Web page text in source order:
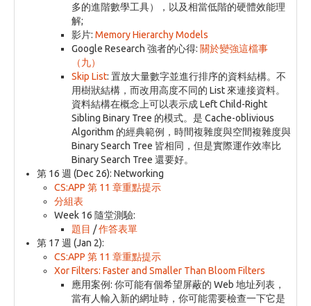
多的進階數學工具），以及相當低階的硬體效能理
解;
影片: Memory Hierarchy Models
Google Research 強者的心得: 關於變強這檔事
（九）
Skip List: 置放大量數字並進行排序的資料結構。不
用樹狀結構，而改用高度不同的 List 來連接資料。
資料結構在概念上可以表示成 Left Child-Right
Sibling Binary Tree 的模式。是 Cache-oblivious
Algorithm 的經典範例，時間複雜度與空間複雜度與
Binary Search Tree 皆相同，但是實際運作效率比
Binary Search Tree 還要好。
第 16 週 (Dec 26): Networking
CS:APP 第 11 章重點提示
分組表
Week 16 隨堂測驗:
題目 /作答表單
第 17 週 (Jan 2):
CS:APP 第 11 章重點提示
Xor Filters: Faster and Smaller Than Bloom Filters
應用案例: 你可能有個希望屏蔽的 Web 地址列表，
當有人輸入新的網址時，你可能需要檢查一下它是